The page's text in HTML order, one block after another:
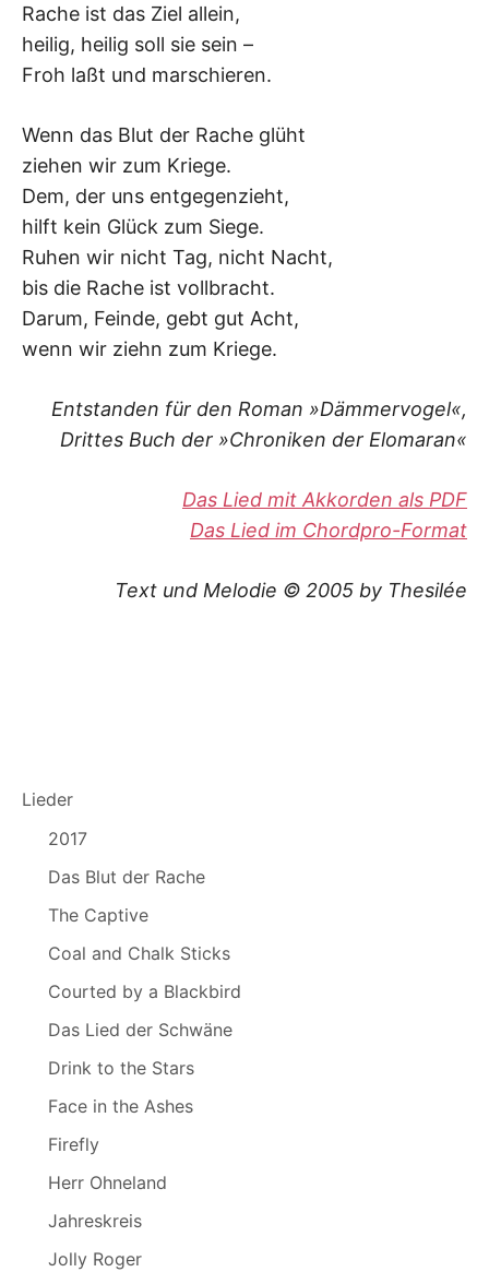
O
K
Rache ist das Ziel allein,
heilig, heilig soll sie sein –
Froh laßt und marschieren.
Wenn das Blut der Rache glüht
ziehen wir zum Kriege.
Dem, der uns entgegenzieht,
hilft kein Glück zum Siege.
Ruhen wir nicht Tag, nicht Nacht,
bis die Rache ist vollbracht.
Darum, Feinde, gebt gut Acht,
wenn wir ziehn zum Kriege.
Entstanden für den Roman »Dämmervogel«,
Drittes Buch der »Chroniken der Elomaran«
Das Lied mit Akkorden als PDF
Das Lied im Chordpro-Format
Text und Melodie © 2005 by Thesilée
Lieder
2017
Das Blut der Rache
The Captive
Coal and Chalk Sticks
Courted by a Blackbird
Das Lied der Schwäne
Drink to the Stars
Face in the Ashes
Firefly
Herr Ohneland
Jahreskreis
Jolly Roger